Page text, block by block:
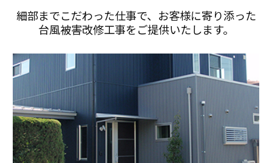
細部までこだわった仕事で、お客様に寄り添った
台風被害改修工事をご提供いたします。